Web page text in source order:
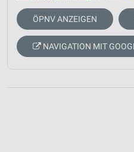
ÖPNV ANZEIGEN
NAVIGATION MIT